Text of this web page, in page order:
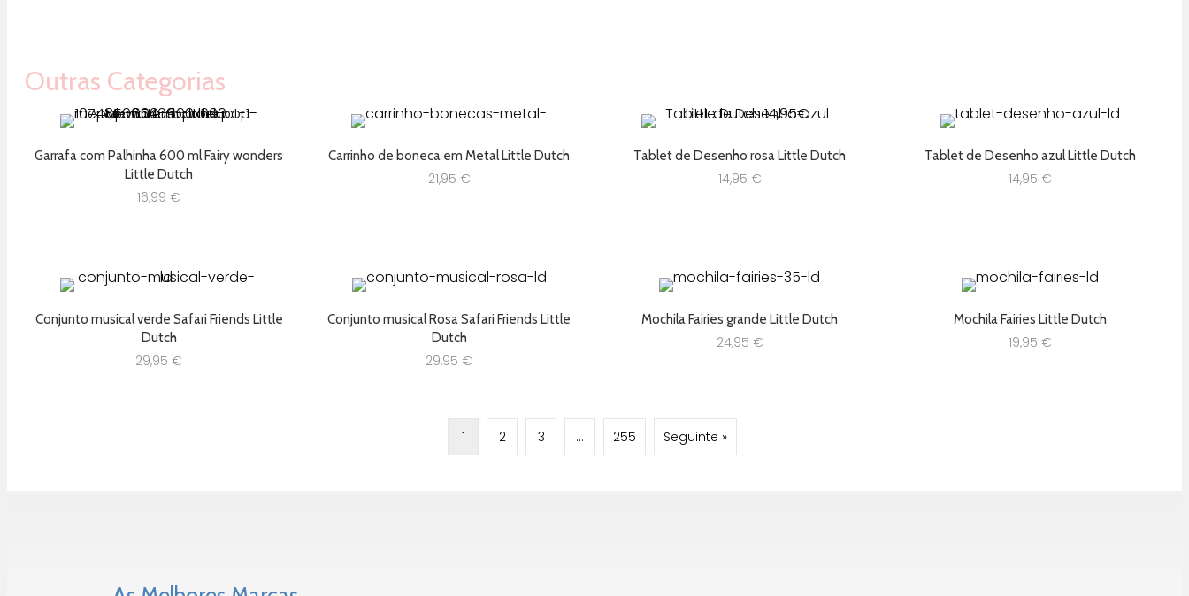
Outras Categorias
Garrafa com Palhinha 600 ml Fairy wonders
Little Dutch
16,99 €
Carrinho de boneca em Metal Little Dutch
21,95 €
Tablet de Desenho rosa Little Dutch
14,95 €
Tablet de Desenho azul Little Dutch
14,95 €
Conjunto musical verde Safari Friends Little
Dutch
29,95 €
Conjunto musical Rosa Safari Friends Little
Dutch
29,95 €
Mochila Fairies grande Little Dutch
24,95 €
Mochila Fairies Little Dutch
19,95 €
1 2 3 … 255 Seguinte »